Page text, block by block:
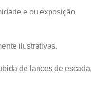
e ou exposição
ilustrativas.
de lances de escada,